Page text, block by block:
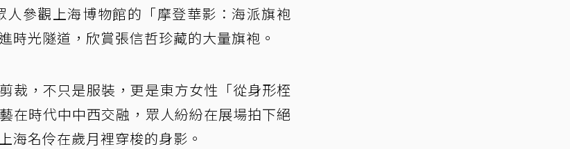
參觀上海博物館的「摩登華影：海派旗袍
時光隧道，欣賞張信哲珍藏的大量旗袍。
裁，不只是服裝，更是東方女性「從身形桎
在時代中中西交融，眾人紛紛在展場拍下絕
海名伶在歲月裡穿梭的身影。